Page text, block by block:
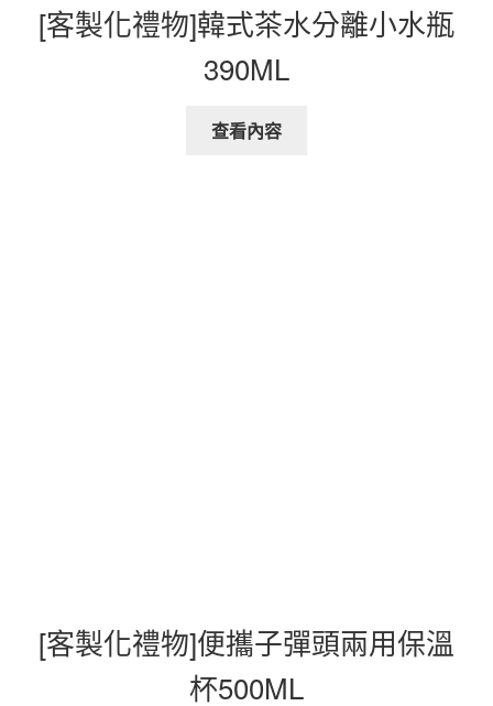
[客製化禮物]韓式茶水分離小水瓶
390ML
查看內容
[客製化禮物]便攜子彈頭兩用保溫
杯500ML